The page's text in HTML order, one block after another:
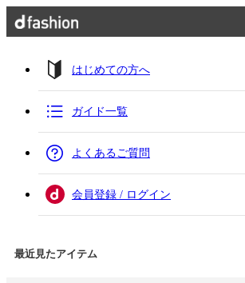
はじめての方へ
ガイド一覧
よくあるご質問
会員登録 / ログイン
最近見たアイテム